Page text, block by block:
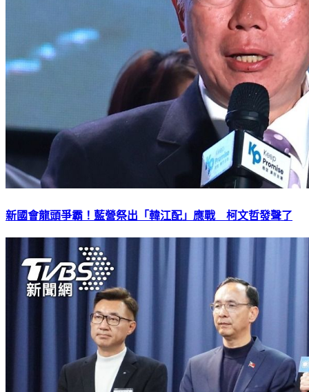
新國會龍頭爭霸！藍營祭出「韓江配」應戰 柯文哲發聲了